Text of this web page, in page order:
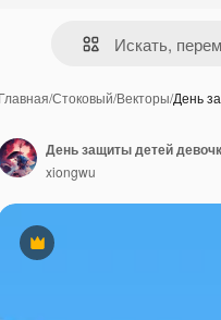
Главная/Стоковый/Векторы/День
Премиум
xiongwu